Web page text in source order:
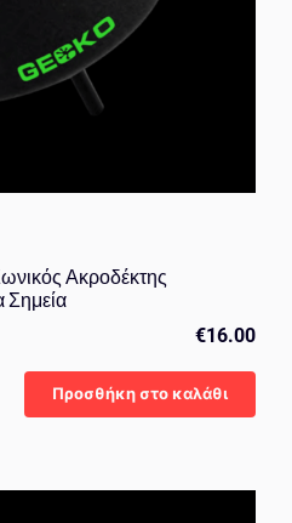
Ακροδέκτης
Σημεία
€16.00
Προσθήκη στο καλάθι